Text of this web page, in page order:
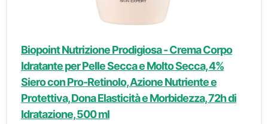
Biopoint Nutrizione Prodigiosa - Crema Corpo
Idratante per Pelle Secca e Molto Secca, 4%
Siero con Pro-Retinolo, Azione Nutriente e
Protettiva, Dona Elasticità e Morbidezza, 72h di
Idratazione, 500 ml